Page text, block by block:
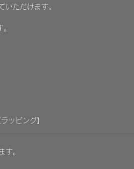
いただけます。
ラッピング】
す。